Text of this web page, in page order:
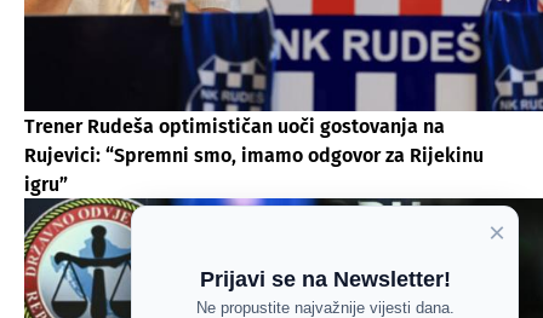
Trener Rudeša optimističan uoči gostovanja na
Rujevici: “Spremni smo, imamo odgovor za Rijekinu
igru”
×
Prijavi se na Newsletter!
Ne propustite najvažnije vijesti dana.